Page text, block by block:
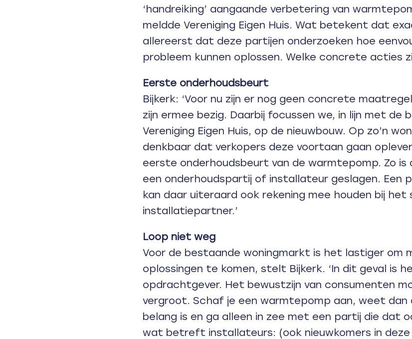
‘handreiking’ aangaande verbetering van
meldde Vereniging Eigen Huis. Wat betekent dat
allereerst dat deze partijen onderzoeken hoe
probleem kunnen oplossen. Welke concrete acties
Eerste onderhoudsbeurt
Bijkerk: ‘Voor nu zijn er nog geen concrete
zijn ermee bezig. Daarbij focussen we, in lijn met de
Vereniging Eigen Huis, op de nieuwbouw. Op zo’n
denkbaar dat verkopers deze voortaan gaan
eerste onderhoudsbeurt van de warmtepomp. Zo
een onderhoudspartij of installateur geslagen. Een
kan daar uiteraard ook rekening mee houden bij het
installatiepartner.’
Loop niet weg
Voor de bestaande woningmarkt is het lastiger om
oplossingen te komen, stelt Bijkerk. ‘In dit geval is
opdrachtgever. Het bewustzijn van consumenten
vergroot. Schaf je een warmtepomp aan, weet dan
belang is en ga alleen in zee met een partij die dat
wat betreft installateurs: (ook nieuwkomers in